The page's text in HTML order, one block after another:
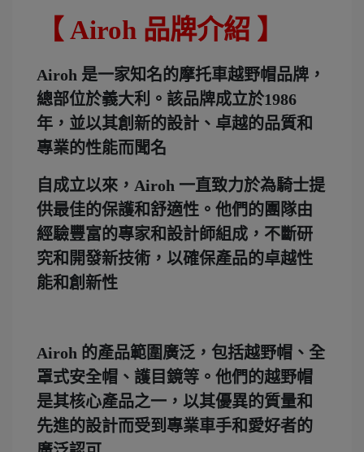
【 Airoh 品牌介紹 】
Airoh 是一家知名的摩托車越野帽品牌，
總部位於義大利。該品牌成立於1986
年，並以其創新的設計、卓越的品質和
專業的性能而聞名
自成立以來，Airoh 一直致力於為騎士提
供最佳的保護和舒適性。他們的團隊由
經驗豐富的專家和設計師組成，不斷研
究和開發新技術，以確保產品的卓越性
能和創新性
Airoh 的產品範圍廣泛，包括越野帽、全
罩式安全帽、護目鏡等。他們的越野帽
是其核心產品之一，以其優異的質量和
先進的設計而受到專業車手和愛好者的